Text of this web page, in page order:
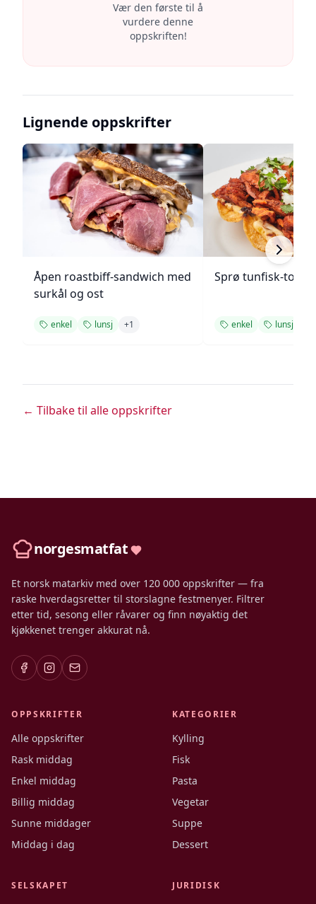
Vær den første til å
vurdere denne
oppskriften!
Lignende oppskrifter
Åpen roastbiff-sandwich med
surkål og ost
enkel lunsj +1
Sprø tunfisk-
enkel lunsj
← Tilbake til alle oppskrifter
norgesmatfat
Et norsk matarkiv med over 120 000 oppskrifter — fra
raske hverdagsretter til storslagne festmenyer. Filtrer
etter tid, sesong eller råvarer og finn nøyaktig det
kjøkkenet trenger akkurat nå.
OPPSKRIFTER
Alle oppskrifter
Rask middag
Enkel middag
Billig middag
Sunne middager
Middag i dag
KATEGORIER
Kylling
Fisk
Pasta
Vegetar
Suppe
Dessert
SELSKAPET JURIDISK